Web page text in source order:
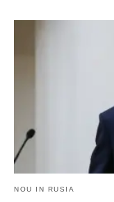
NOU IN RUSIA